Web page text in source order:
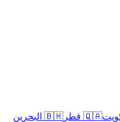
🇶🇦 قطر
🇧🇭 البحرين